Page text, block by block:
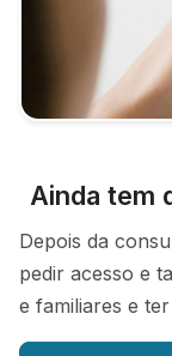
Ainda tem
Depois da
pedir acesso e
e familiares e